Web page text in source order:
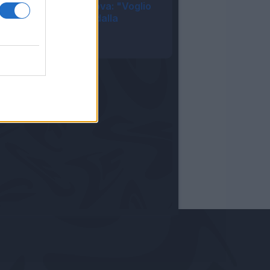
Juventus, Zhegrova: "Voglio
restare, frenato dalla